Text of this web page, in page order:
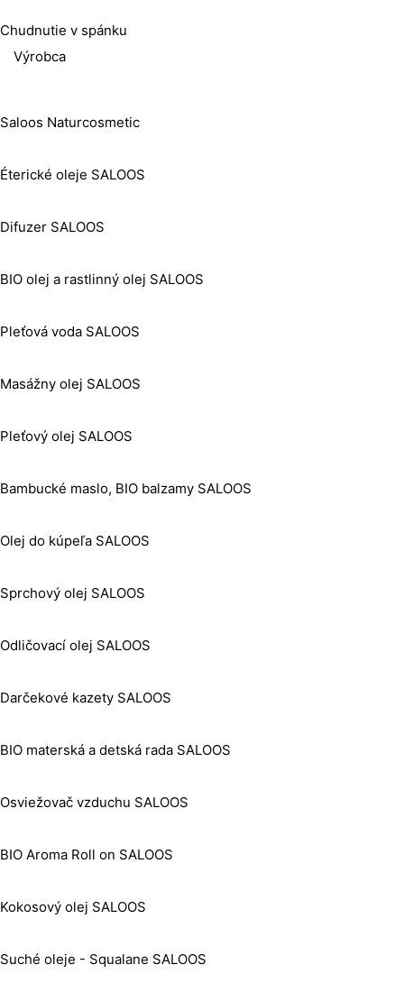
Chudnutie v spánku
Výrobca
Saloos Naturcosmetic
Éterické oleje SALOOS
Difuzer SALOOS
BIO olej a rastlinný olej SALOOS
Pleťová voda SALOOS
Masážny olej SALOOS
Pleťový olej SALOOS
Bambucké maslo, BIO balzamy SALOOS
Olej do kúpeľa SALOOS
Sprchový olej SALOOS
Odličovací olej SALOOS
Darčekové kazety SALOOS
BIO materská a detská rada SALOOS
Osviežovač vzduchu SALOOS
BIO Aroma Roll on SALOOS
Kokosový olej SALOOS
Suché oleje - Squalane SALOOS